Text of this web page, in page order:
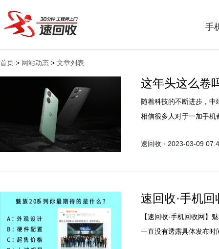
手
首页 > 网站动态 > 文章列表
这年头这么卷
随着科技的不断进步，
相信很多人对于一加手
期，成为了中端手机市场
速回收 · 2023-03-09
速回收·手机
【速回收·手机回收网】
一直没有透露具体发布时